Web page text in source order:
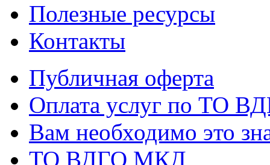
Полезные ресурсы
Контакты
Публичная оферта
Оплата услуг по ТО
Вам необходимо это
ТО ВДГО МКД